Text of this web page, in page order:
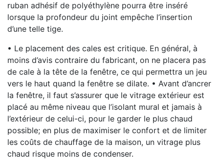
ruban adhésif de polyéthylène pourra être inséré
lorsque la profondeur du joint empêche l’insertion
d’une telle tige.
• Le placement des cales est critique. En général, à
moins d’avis contraire du fabricant, on ne placera pas
de cale à la tête de la fenêtre, ce qui permettra un jeu
vers le haut quand la fenêtre se dilate. • Avant d’ancrer
la fenêtre, il faut s’assurer que le vitrage extérieur est
placé au même niveau que l’isolant mural et jamais à
l’extérieur de celui-ci, pour le garder le plus chaud
possible; en plus de maximiser le confort et de limiter
les coûts de chauffage de la maison, un vitrage plus
chaud risque moins de condenser.